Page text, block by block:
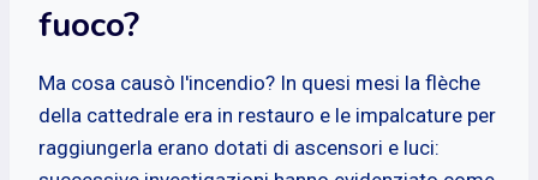
fuoco?
Ma cosa causò l'incendio? In quesi mesi la flèche
della cattedrale era in restauro e le impalcature per
raggiungerla erano dotati di ascensori e luci: